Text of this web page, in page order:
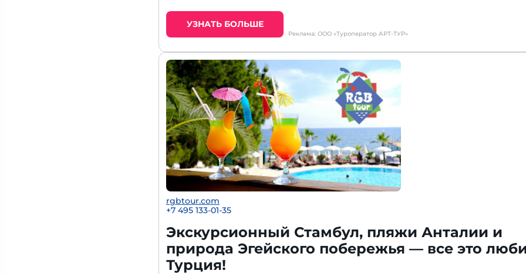
УЗНАТЬ БОЛЬШЕ
Реклама: ООО «Туроператор АРТ-ТУР»
rgbtour.com
+7 495 133-01-35
Экскурсионный Стамбул, пляжи Анталии и
природа Эгейского побережья — все это
Турция!